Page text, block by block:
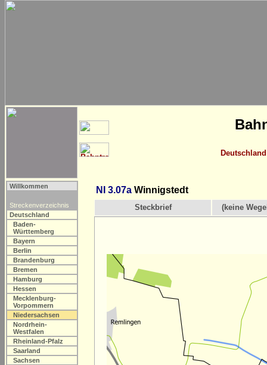
Deutschland
Willkommen
Streckenverzeichnis
Deutschland
Baden-
Württemberg
Bayern
Berlin
Brandenburg
Bremen
Hamburg
Hessen
Mecklenburg-
Vorpommern
Niedersachsen
Nordrhein-
Westfalen
Rheinland-Pfalz
Saarland
Sachsen
NI 3.07a Winnigstedt
Steckbrief (keine